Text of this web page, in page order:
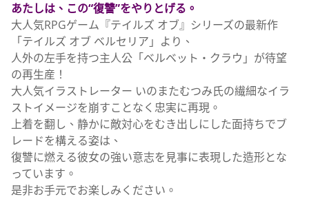
あたしは、この“復讐”をやりとげる。
大人気RPGゲーム『テイルズ オブ』シリーズの最新作
「テイルズ オブ ベルセリア」より、
人外の左手を持つ主人公「ベルベット・クラウ」が待望
の再生産！
大人気イラストレーター いのまたむつみ氏の繊細なイラ
ストイメージを崩すことなく忠実に再現。
上着を翻し、静かに敵対心をむき出しにした面持ちでブ
レードを構える姿は、
復讐に燃える彼女の強い意志を見事に表現した造形とな
っています。
是非お手元でお楽しみください。